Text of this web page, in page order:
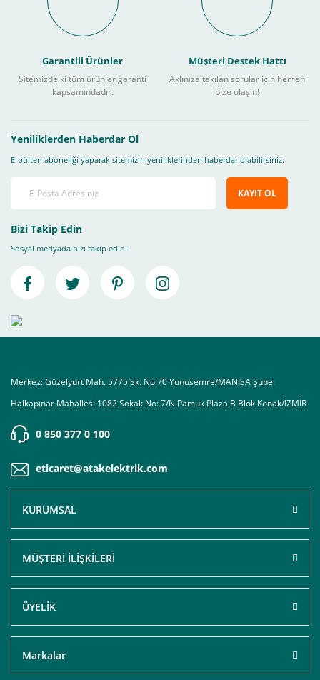
Garantili Ürünler
Sitemizde ki tüm ürünler garanti
kapsamındadır.
Müşteri Destek Hattı
Aklınıza takılan sorular için hemen
bize ulaşın!
Yeniliklerden Haberdar Ol
E-bülten aboneliği yaparak sitemizin yeniliklerinden haberdar olabilirsiniz.
KAYIT OL
Bizi Takip Edin
Sosyal medyada bizi takip edin!
Merkez: Güzelyurt Mah. 5775 Sk. No:70 Yunusemre/MANİSA Şube:
Halkapınar Mahallesi 1082 Sokak No: 7/N Pamuk Plaza B Blok Konak/İZMİR
0 850 377 0 100
eticaret@atakelektrik.com
KURUMSAL
MÜŞTERİ İLİŞKİLERİ
ÜYELİK
Markalar